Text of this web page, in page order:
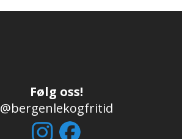
Følg oss!
@bergenlekogfritid